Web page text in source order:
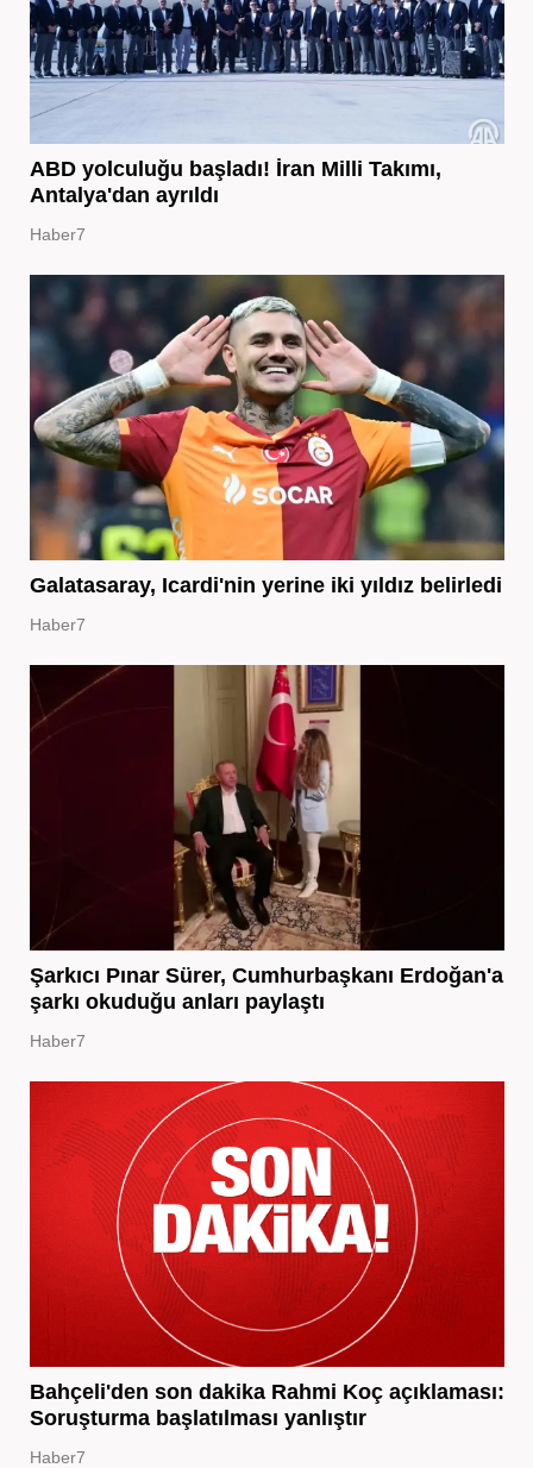
ABD yolculuğu başladı! İran Milli Takımı,
Antalya'dan ayrıldı
Haber7
Galatasaray, Icardi'nin yerine iki yıldız belirledi
Haber7
Şarkıcı Pınar Sürer, Cumhurbaşkanı Erdoğan'a
şarkı okuduğu anları paylaştı
Haber7
Bahçeli'den son dakika Rahmi Koç açıklaması:
Soruşturma başlatılması yanlıştır
Haber7